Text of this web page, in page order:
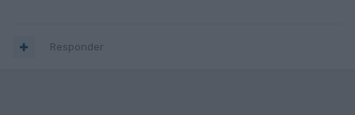
Responder